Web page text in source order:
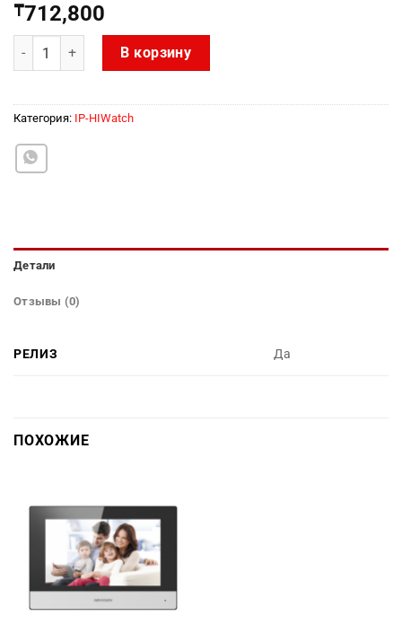
₸712,800
Количество товара DS-QAE0A360G1-V6/ENB
В корзину
Категория: IP-HIWatch
Детали
Отзывы (0)
РЕЛИЗ Да
ПОХОЖИЕ